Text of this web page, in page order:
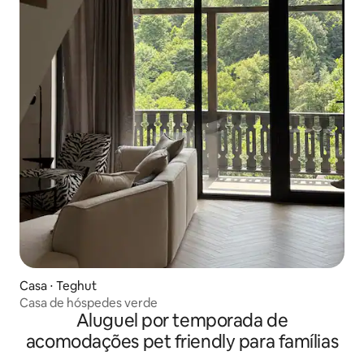
Casa ⋅ Teghut
Casa de hóspedes verde
Aluguel por temporada de
acomodações pet friendly para famílias